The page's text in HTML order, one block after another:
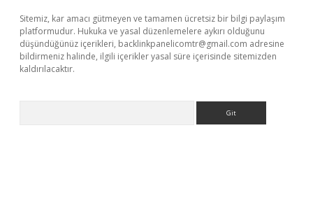
Sitemiz, kar amacı gütmeyen ve tamamen ücretsiz bir bilgi paylaşım
platformudur. Hukuka ve yasal düzenlemelere aykırı olduğunu
düşündüğünüz içerikleri, backlinkpanelicomtr@gmail.com adresine
bildirmeniz halinde, ilgili içerikler yasal süre içerisinde sitemizden
kaldırılacaktır.